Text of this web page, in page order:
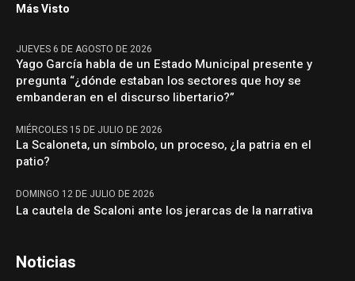
Más Visto
JUEVES 6 DE AGOSTO DE 2026
Yago García habla de un Estado Municipal presente y
pregunta “¿dónde estaban los sectores que hoy se
embanderan en el discurso libertario?”
MIÉRCOLES 15 DE JULIO DE 2026
La Scaloneta, un símbolo, un proceso, ¿la patria en el
patio?
DOMINGO 12 DE JULIO DE 2026
La cautela de Scaloni ante los jerarcas de la narrativa
Noticias